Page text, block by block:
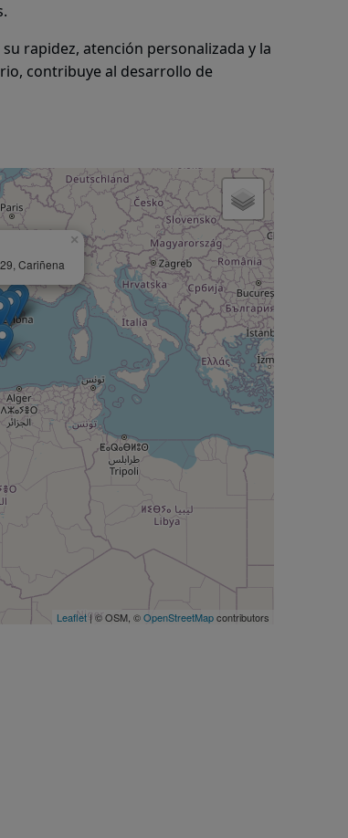
rapidez, atención personalizada y la
contribuye al desarrollo de
Cariñena
×
Leaflet| © OSM, ©OpenStreetMapcontributors